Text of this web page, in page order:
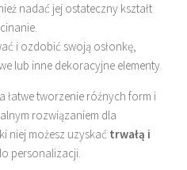
nadać jej ostateczny kształt
i ozdobić swoją osłonkę,
lub inne dekoracyjne elementy.
łatwe tworzenie różnych form i
rozwiązaniem dla
niej możesz uzyskać trwałą i
personalizacji.